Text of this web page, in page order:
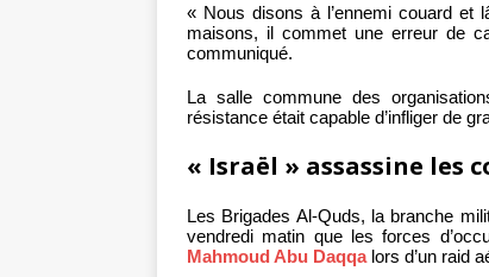
« Nous disons à l’ennemi couard et
maisons, il commet une erreur de
communiqué.
La salle commune des
résistance était capable d’infliger de
« Israël » assassine
Les Brigades Al-Quds, la branche
vendredi matin que les forces
Mahmoud Abu Daqqalors d’un raid